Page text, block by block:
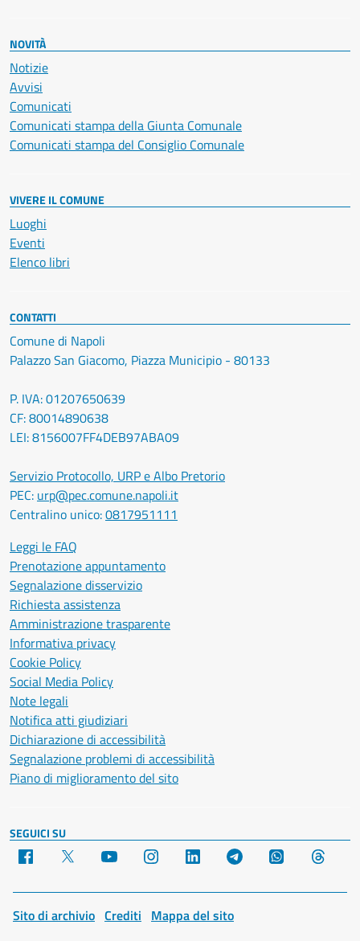
NOVITÀ
Notizie
Avvisi
Comunicati
Comunicati stampa della Giunta Comunale
Comunicati stampa del Consiglio Comunale
VIVERE IL COMUNE
Luoghi
Eventi
Elenco libri
CONTATTI
Comune di Napoli
Palazzo San Giacomo, Piazza Municipio - 80133
P. IVA: 01207650639
CF: 80014890638
LEI: 8156007FF4DEB97ABA09
Servizio Protocollo, URP e Albo Pretorio
PEC: urp@pec.comune.napoli.it
Centralino unico:0817951111
Leggi le FAQ
Prenotazione appuntamento
Segnalazione disservizio
Richiesta assistenza
Amministrazione trasparente
Informativa privacy
Cookie Policy
Social Media Policy
Note legali
Notifica atti giudiziari
Dichiarazione di accessibilità
Segnalazione problemi di accessibilità
Piano di miglioramento del sito
SEGUICI SU
Facebook YouTube Instagram LinkedIn Telegram WhatsApp
Sito di archivio Crediti Mappa del sito